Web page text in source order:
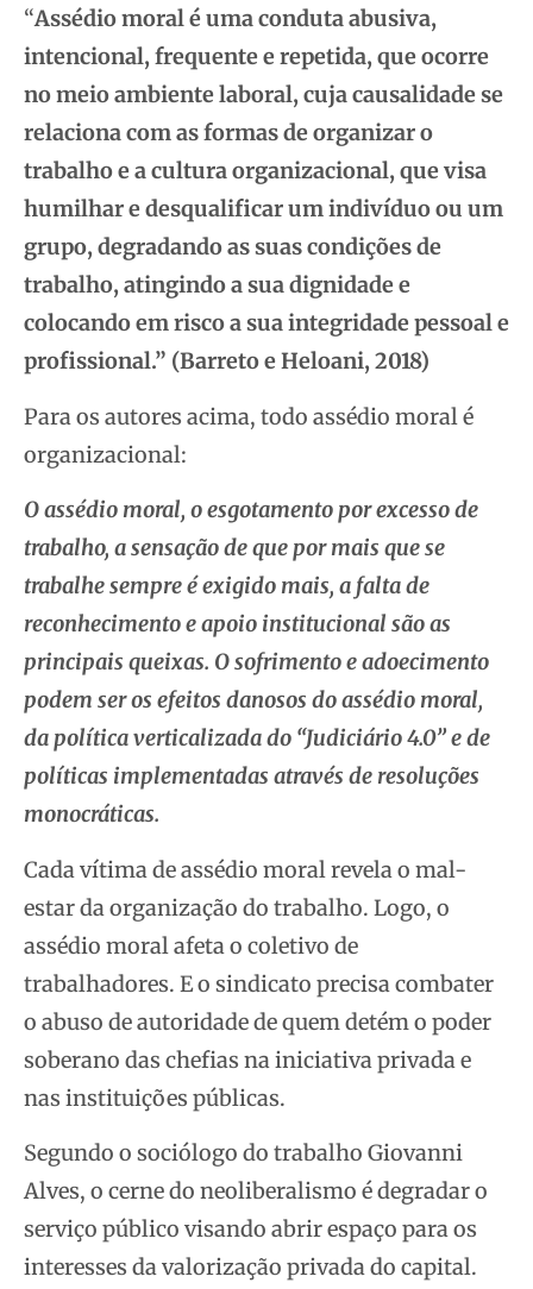
“Assédio moral é uma conduta abusiva,
intencional, frequente e repetida, que ocorre
no meio ambiente laboral, cuja causalidade se
relaciona com as formas de organizar o
trabalho e a cultura organizacional, que visa
humilhar e desqualificar um indivíduo ou um
grupo, degradando as suas condições de
trabalho, atingindo a sua dignidade e
colocando em risco a sua integridade pessoal e
profissional.” (Barreto e Heloani, 2018)
Para os autores acima, todo assédio moral é
organizacional:
O assédio moral, o esgotamento por excesso de
trabalho, a sensação de que por mais que se
trabalhe sempre é exigido mais, a falta de
reconhecimento e apoio institucional são as
principais queixas. O sofrimento e adoecimento
podem ser os efeitos danosos do assédio moral,
da política verticalizada do “Judiciário 4.0” e de
políticas implementadas através de resoluções
monocráticas.
Cada vítima de assédio moral revela o mal-
estar da organização do trabalho. Logo, o
assédio moral afeta o coletivo de
trabalhadores. E o sindicato precisa combater
o abuso de autoridade de quem detém o poder
soberano das chefias na iniciativa privada e
nas instituições públicas.
Segundo o sociólogo do trabalho Giovanni
Alves, o cerne do neoliberalismo é degradar o
serviço público visando abrir espaço para os
interesses da valorização privada do capital.